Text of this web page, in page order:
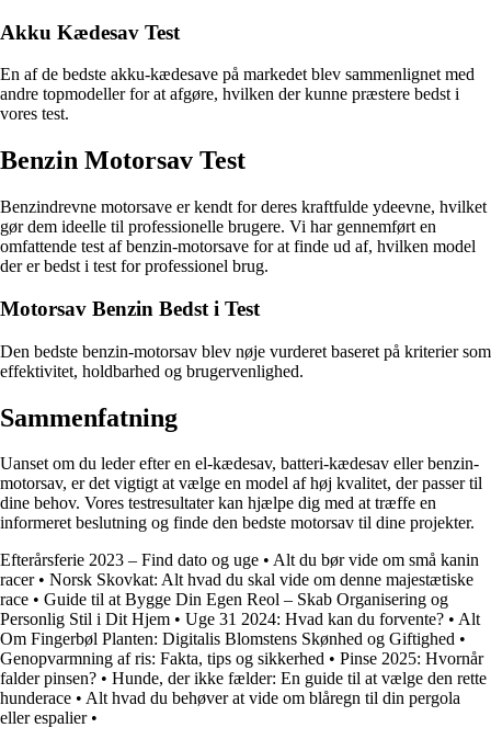
Akku Kædesav Test
En af de bedste akku-kædesave på markedet blev sammenlignet med
andre topmodeller for at afgøre, hvilken der kunne præstere bedst i
vores test.
Benzin Motorsav Test
Benzindrevne motorsave er kendt for deres kraftfulde ydeevne, hvilket
gør dem ideelle til professionelle brugere. Vi har gennemført en
omfattende test af benzin-motorsave for at finde ud af, hvilken model
der er bedst i test for professionel brug.
Motorsav Benzin Bedst i Test
Den bedste benzin-motorsav blev nøje vurderet baseret på kriterier som
effektivitet, holdbarhed og brugervenlighed.
Sammenfatning
Uanset om du leder efter en el-kædesav, batteri-kædesav eller benzin-
motorsav, er det vigtigt at vælge en model af høj kvalitet, der passer til
dine behov. Vores testresultater kan hjælpe dig med at træffe en
informeret beslutning og finde den bedste motorsav til dine projekter.
Efterårsferie 2023 – Find dato og uge • Alt du bør vide om små kanin
racer• Norsk Skovkat: Alt hvad du skal vide om denne majestætiske
race • Guide til at Bygge Din Egen Reol – Skab Organisering og
Personlig Stil i Dit Hjem • Uge 31 2024: Hvad kan du forvente? • Alt
Om Fingerbøl Planten: Digitalis Blomstens Skønhed og Giftighed •
Genopvarmning af ris: Fakta, tips og sikkerhed • Pinse 2025: Hvornår
falder pinsen? • Hunde, der ikke fælder: En guide til at vælge den rette
hunderace • Alt hvad du behøver at vide om blåregn til din pergola
eller espalier•